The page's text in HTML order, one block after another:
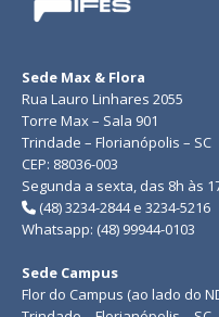
Sede Max & Flora
Rua Lauro Linhares 2055
Torre Max – Sala 901
Trindade – Florianópolis – SC
CEP: 88036-003
Segunda a sexta, das 8h às
(48) 3234-2844 e 3234-5216
Whatsapp: (48) 99944-0103
Sede Campus
Flor do Campus (ao lado do